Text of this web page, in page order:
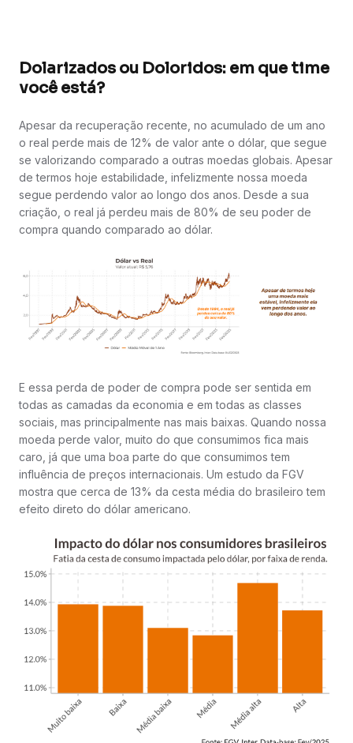
Dolarizados ou Doloridos: em que time
você está?
Apesar da recuperação recente, no acumulado de um ano
o real perde mais de 12% de valor ante o dólar, que segue
se valorizando comparado a outras moedas globais. Apesar
de termos hoje estabilidade, infelizmente nossa moeda
segue perdendo valor ao longo dos anos. Desde a sua
criação, o real já perdeu mais de 80% de seu poder de
compra quando comparado ao dólar.
E essa perda de poder de compra pode ser sentida em
todas as camadas da economia e em todas as classes
sociais, mas principalmente nas mais baixas. Quando nossa
moeda perde valor, muito do que consumimos fica mais
caro, já que uma boa parte do que consumimos tem
influência de preços internacionais. Um estudo da FGV
mostra que cerca de 13% da cesta média do brasileiro tem
efeito direto do dólar americano.